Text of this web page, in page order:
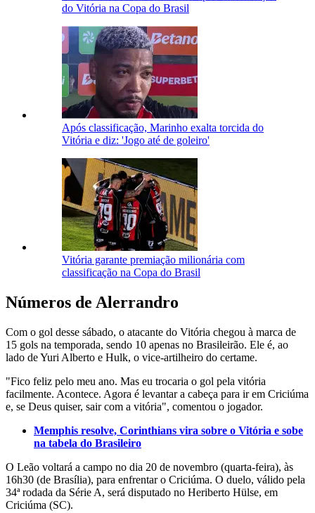
do Vitória na Copa do Brasil
Após classificação, Marinho exalta torcida do
Vitória e diz: 'Jogo até de goleiro'
Vitória garante premiação milionária com
classificação na Copa do Brasil
Números de Alerrandro
Com o gol desse sábado, o atacante do Vitória chegou à marca de
15 gols na temporada, sendo 10 apenas no Brasileirão. Ele é, ao
lado de Yuri Alberto e Hulk, o vice-artilheiro do certame.
"Fico feliz pelo meu ano. Mas eu trocaria o gol pela vitória
facilmente. Acontece. Agora é levantar a cabeça para ir em Criciúma
e, se Deus quiser, sair com a vitória", comentou o jogador.
Memphis resolve, Corinthians vira sobre o Vitória e sobe
na tabela do Brasileiro
O Leão voltará a campo no dia 20 de novembro (quarta-feira), às
16h30 (de Brasília), para enfrentar o Criciúma. O duelo, válido pela
34ª rodada da Série A, será disputado no Heriberto Hülse, em
Criciúma (SC).